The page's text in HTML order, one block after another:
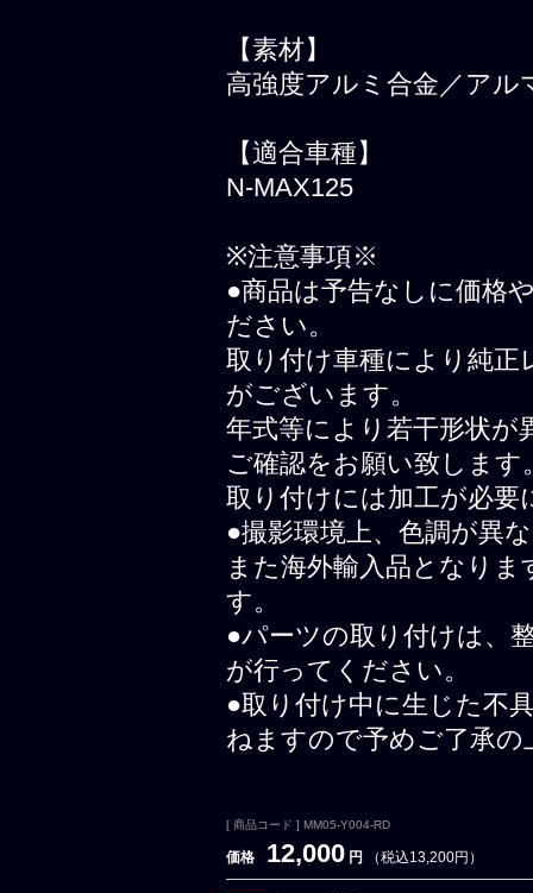
【素材】
高強度アルミ合金／アル
【適合車種】
N-MAX125
※注意事項※
●商品は予告なしに価格
ださい。
取り付け車種により純正
がございます。
年式等により若干形状が
ご確認をお願い致します
取り付けには加工が必要
●撮影環境上、色調が異
また海外輸入品となり
す。
●パーツの取り付けは、
が行ってください。
●取り付け中に生じた不
ねますので予めご了承
[ 商品コード ] MM05-Y004-RD
価格 12,000 円 （税込13,200円）